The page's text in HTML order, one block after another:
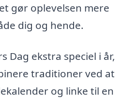
gør oplevelsen mere
dig og hende.
Dag ekstra speciel i år,
traditioner ved at
og linke til en